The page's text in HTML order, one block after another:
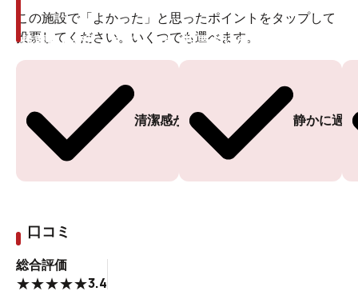
この施設で「よかった」と思ったポイントをタップして
投票してください。いくつでも選べます。
清潔感がある
投票ありがとうございます
静かに過
投票ありがとうございます
口コミ
総合評価
★★★★★3.4